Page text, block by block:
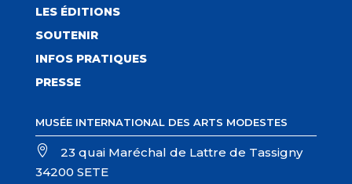
LES ÉDITIONS
SOUTENIR
INFOS PRATIQUES
PRESSE
MUSÉE INTERNATIONAL DES ARTS MODESTES

23 quai Maréchal de Lattre de Tassigny
34200 SETE